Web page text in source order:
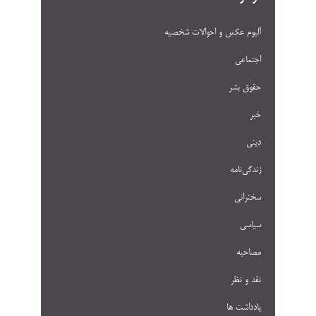
آلبوم عکس و احوالات شخصيه
اجتماعی
حقوق بشر
خبر
دینی
زندگی‌نامه
سخنرانی
سیاسی
مصاحبه
نقد و نظر
یادداشت ها